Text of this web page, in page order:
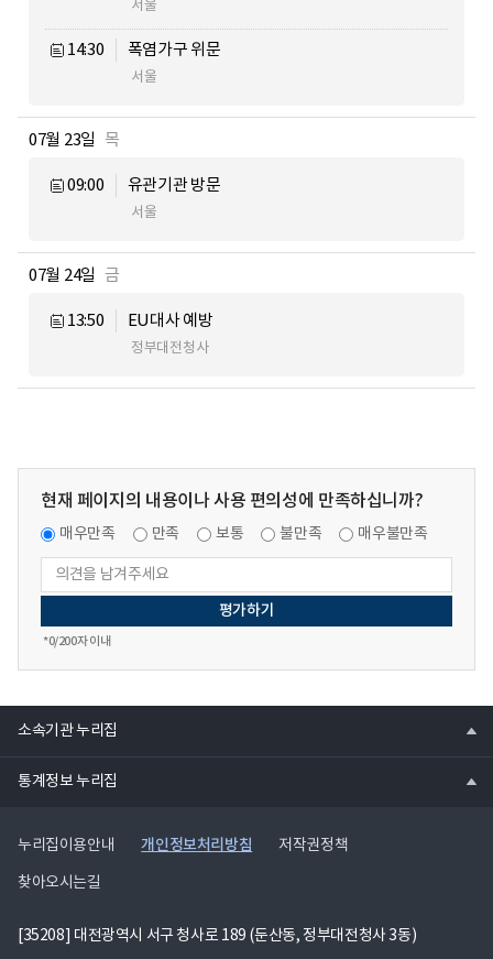
서울
14:30 폭염가구 위문
서울
07월 23일 목
09:00 유관기관 방문
서울
07월 24일 금
13:50 EU대사 예방
정부대전청사
현재 페이지의 내용이나 사용 편의성에 만족하십니까?
매우만족 만족 보통 불만족 매우불만족
*0/200자 이내
누리집이용안내 개인정보처리방침 저작권정책
찾아오시는길
[35208] 대전광역시 서구 청사로 189 (둔산동, 정부대전청사 3동)
소속기관 누리집
통계정보 누리집